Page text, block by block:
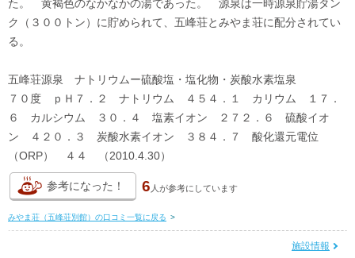
た。 黄褐色のなかなかの湯であった。 源泉は一時源泉貯湯タン
ク（３００トン）に貯められて、五峰荘とみやま荘に配分されてい
る。
五峰荘源泉 ナトリウムー硫酸塩・塩化物・炭酸水素塩泉
７０度 ｐＨ７．２ ナトリウム ４５４．１ カリウム １７．
６ カルシウム ３０．４ 塩素イオン ２７２．６ 硫酸イオ
ン ４２０．３ 炭酸水素イオン ３８４．７ 酸化還元電位
（ORP） ４４ （2010.4.30）
参考になった！ 6 人が参考にしています
みやま荘（五峰荘別館）の口コミ一覧に戻る >
施設情報